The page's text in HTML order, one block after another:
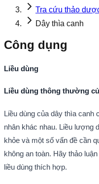
Tra cứu thảo
Dây thìa canh
Công dụng
Liều dùng
Liều dùng thông thường
Liều dùng của dây thìa canh
nhân khác nhau. Liều lượng
khỏe và một số vấn đề cần
không an toàn. Hãy thảo
liều dùng thích hợp.